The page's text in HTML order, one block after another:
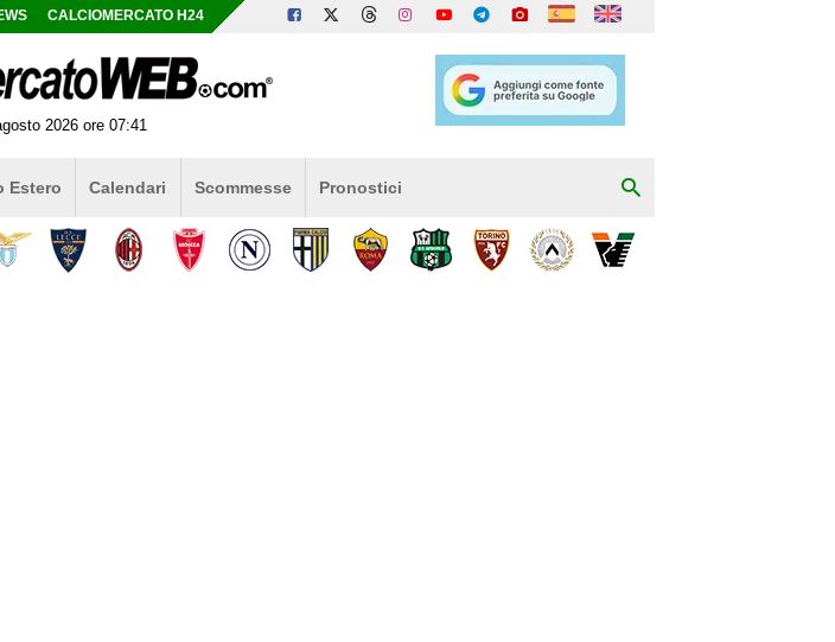
CALCIOMERCATO H24
2026 ore 07:41
Estero Calendari Scommesse Pronostici